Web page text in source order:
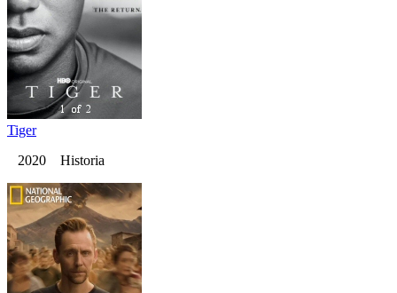
Tiger
2020 Historia